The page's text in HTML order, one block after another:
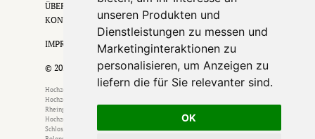
unseren Produkten und
Dienstleistungen zu messen und
Marketinginteraktionen zu
personalisieren, um Anzeigen zu
liefern die für Sie relevanter sind.
OK
ÜBER UNS
KONTAKT
IMPRESSUM • DATENSCHUTZ
© 2026
Hochzeitsfotograf Frankfurt am Main Hochzeitsfotograf Wiesbaden
Hochzeitsfotograf Mainz
Rheingau
Hochzeitsfotograf Gießen
Hochzeitsfotograf Offenbach
Schlosshotel Kronberg•Standesamt Römer Frankfurt•Standesamt Höchst